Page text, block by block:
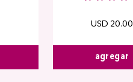
USD 20.00
agregar